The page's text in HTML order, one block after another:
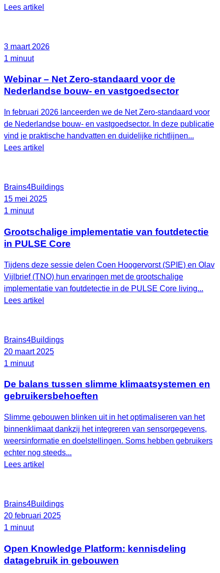
Lees artikel
3 maart 2026
1 minuut
Webinar – Net Zero-standaard voor de
Nederlandse bouw- en vastgoedsector
In februari 2026 lanceerden we de Net Zero‑standaard voor
de Nederlandse bouw- en vastgoedsector. In deze publicatie
vind je praktische handvatten en duidelijke richtlijnen...
Lees artikel
Brains4Buildings
15 mei 2025
1 minuut
Grootschalige implementatie van foutdetectie
in PULSE Core
Tijdens deze sessie delen Coen Hoogervorst (SPIE) en Olav
Vijlbrief (TNO) hun ervaringen met de grootschalige
implementatie van foutdetectie in de PULSE Core living...
Lees artikel
Brains4Buildings
20 maart 2025
1 minuut
De balans tussen slimme klimaatsystemen en
gebruikersbehoeften
Slimme gebouwen blinken uit in het optimaliseren van het
binnenklimaat dankzij het integreren van sensorgegevens,
weersinformatie en doelstellingen. Soms hebben gebruikers
echter nog steeds...
Lees artikel
Brains4Buildings
20 februari 2025
1 minuut
Open Knowledge Platform: kennisdeling
datagebruik in gebouwen